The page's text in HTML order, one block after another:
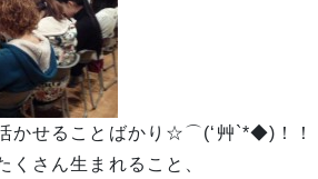
かせることばかり☆⌒(‘艸`*◆)！！
くさん生まれること、